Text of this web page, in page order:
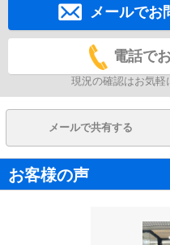
メールでお
電話で
現況の確認はお気軽
メールで共有する
お客様の声